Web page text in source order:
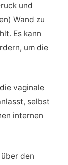
und
Wand zu
Es kann
um die
vaginale
selbst
internen
den